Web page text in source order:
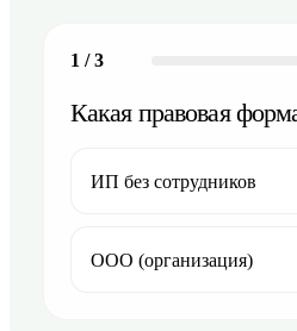
1 /3
Какая правовая
ИП без сотрудников
ООО (организация)